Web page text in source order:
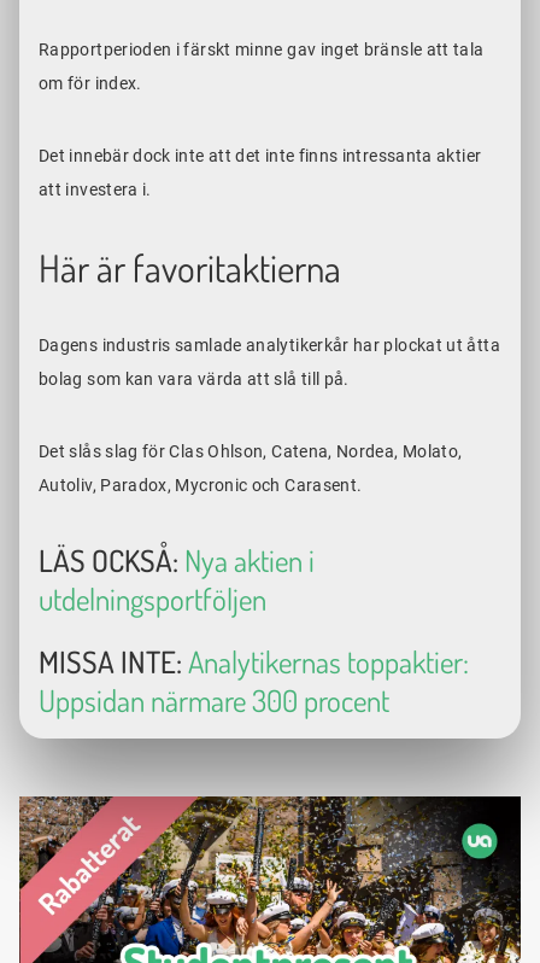
Rapportperioden i färskt minne gav inget bränsle att tala
om för index.
Det innebär dock inte att det inte finns intressanta aktier
att investera i.
Här är favoritaktierna
Dagens industris samlade analytikerkår har plockat ut åtta
bolag som kan vara värda att slå till på.
Det slås slag för Clas Ohlson, Catena, Nordea, Molato,
Autoliv, Paradox, Mycronic och Carasent.
LÄS OCKSÅ: Nya aktien i
utdelningsportföljen
MISSA INTE:Analytikernas toppaktier:
Uppsidan närmare 300 procent